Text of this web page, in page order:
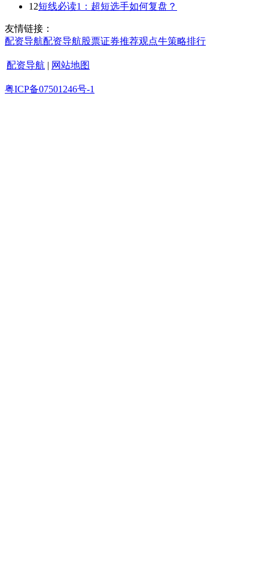
12短线必读1：超短选手如何复盘？
友情链接：
配资导航配资导航股票证券推荐观点牛策略排行
配资导航 | 网站地图
粤ICP备07501246号-1